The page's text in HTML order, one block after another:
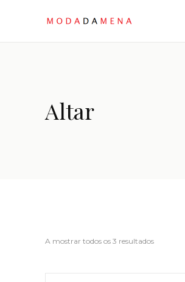
Altar
A mostrar todos os 3 resultadosOrdenado